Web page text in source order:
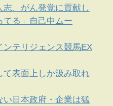
、がん発覚に貢献し
てる」自己中ムー
ンテリジェンス競馬EX
表面上しか汲み取れ
日本政府・企業は猛